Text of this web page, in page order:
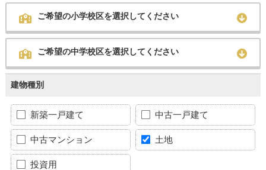
ご希望の小学校区を選択してください
ご希望の中学校区を選択してください
建物種別
新築一戸建て 中古一戸建て
中古マンション 土地
投資用